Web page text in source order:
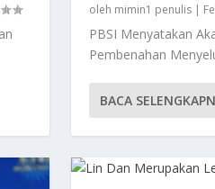
MELESET DI KE...
TANGKIS TUNGGAL
TANGKIS YANG TAK
DENGAN
PEJUANG
oleh mimin1 penulis|
PBSI Menyatakan
Pembenahan
BACA